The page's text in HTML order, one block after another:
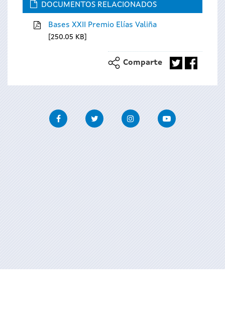
DOCUMENTOS RELACIONADOS
Bases XXII Premio Elías Valiña
250.05 KB
Comparte
FacebookTwitter InstagramYoutube